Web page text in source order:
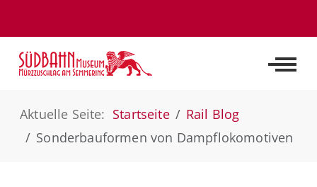
Off-
Aktuelle Seite: Startseite
Rail Blog
Sonderbauformen von Dampflokomotiven